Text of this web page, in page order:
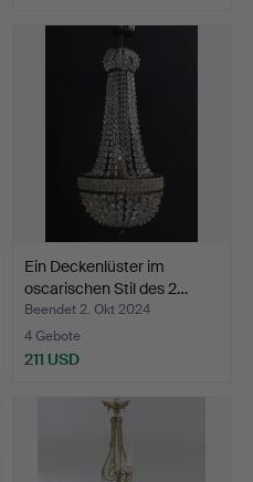
Ein Deckenlüster im
oscarischen Stil des 2…
Beendet 2. Okt 2024
4 Gebote
211 USD